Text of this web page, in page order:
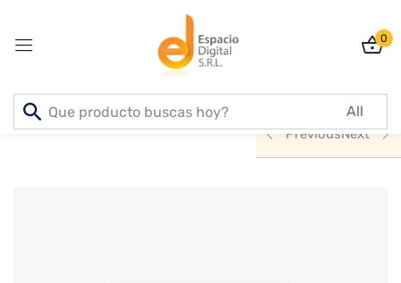
0
Inicio PRODUCTOS
ACCESORIOS
PreviousNext
Sign in